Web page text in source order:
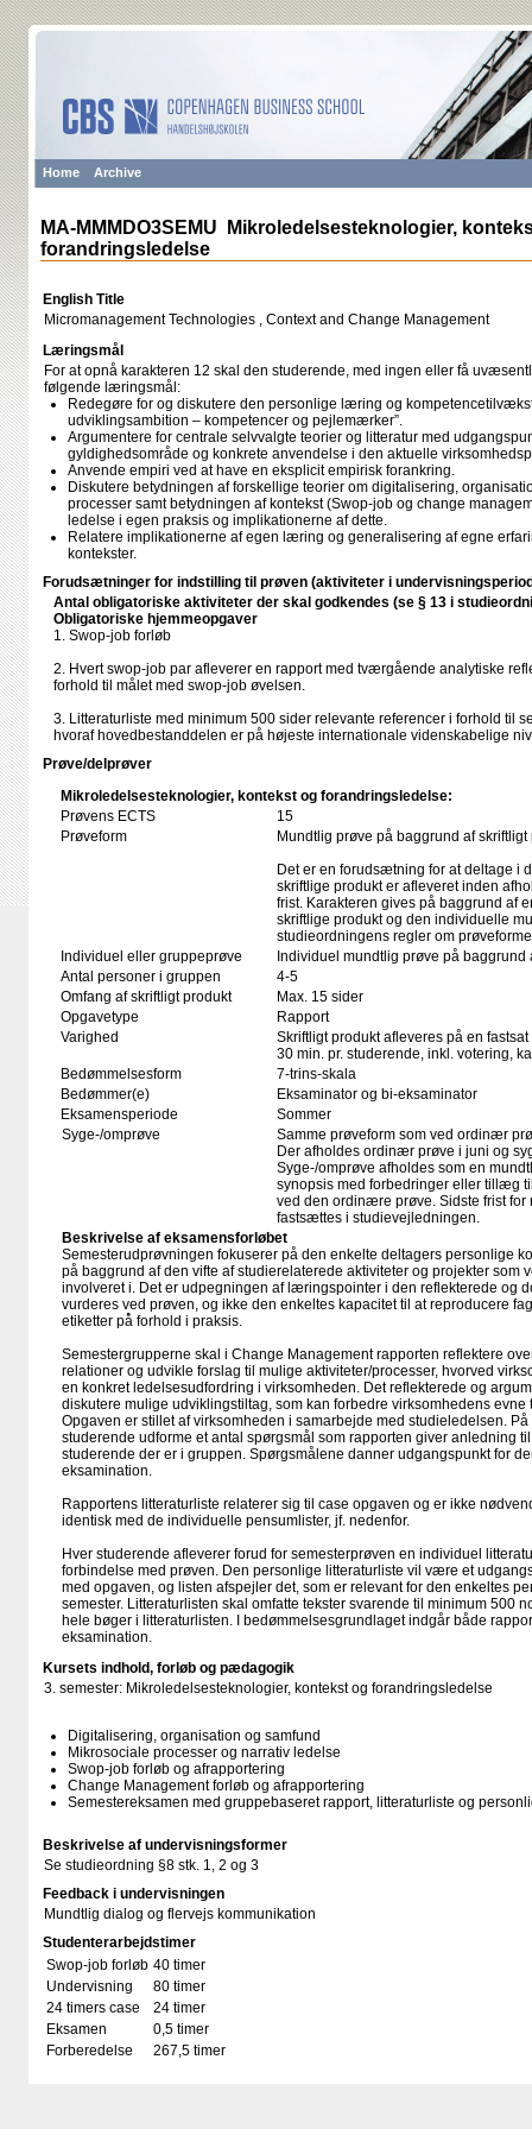
Home Archive
MA-MMMDO3SEMU Mikroledelsesteknologier,
forandringsledelse
English Title
Micromanagement Technologies , Context and Change Management
Læringsmål
For at opnå karakteren 12 skal den studerende, med ingen eller få
følgende læringsmål:
Redegøre for og diskutere den personlige læring og
udviklingsambition – kompetencer og pejlemærker”.
Argumentere for centrale selvvalgte teorier og litteratur med
gyldighedsområde og konkrete anvendelse i den aktuelle
Anvende empiri ved at have en eksplicit empirisk forankring.
Diskutere betydningen af forskellige teorier om digitalisering,
processer samt betydningen af kontekst (Swop-job og change
ledelse i egen praksis og implikationerne af dette.
Relatere implikationerne af egen læring og generalisering af egne
kontekster.
Forudsætninger for indstilling til prøven (aktiviteter i
Antal obligatoriske aktiviteter der skal godkendes (se § 13 i
Obligatoriske hjemmeopgaver
1. Swop-job forløb
2. Hvert swop-job par afleverer en rapport med tværgående analytiske
forhold til målet med swop-job øvelsen.
3. Litteraturliste med minimum 500 sider relevante referencer i forhold til
hvoraf hovedbestanddelen er på højeste internationale videnskabelige
Prøve/delprøver
Mikroledelsesteknologier, kontekst og forandringsledelse:
Prøvens ECTS
15
Prøveform
Mundtlig prøve på baggrund af skriftligt
Det er en forudsætning for at deltage i
skriftlige produkt er afleveret inden
frist. Karakteren gives på baggrund af
skriftlige produkt og den individuelle
studieordningens regler om
Individuel eller gruppeprøve
Individuel mundtlig prøve på baggrund
Antal personer i gruppen
4-5
Omfang af skriftligt produkt
Max. 15 sider
Opgavetype
Rapport
Varighed
Skriftligt produkt afleveres på en
30 min. pr. studerende, inkl. votering,
Bedømmelsesform
7-trins-skala
Bedømmer(e)
Eksaminator og bi-eksaminator
Eksamensperiode
Sommer
Syge-/omprøve
Samme prøveform som ved ordinær
Der afholdes ordinær prøve i juni og
Syge-/omprøve afholdes som en
synopsis med forbedringer eller tillæg
ved den ordinære prøve. Sidste frist
fastsættes i studievejledningen.
Beskrivelse af eksamensforløbet
Semesterudprøvningen fokuserer på den enkelte deltagers personlige
på baggrund af den vifte af studierelaterede aktiviteter og projekter som
involveret i. Det er udpegningen af læringspointer i den reflekterede og
vurderes ved prøven, og ikke den enkeltes kapacitet til at reproducere
etiketter på̊ forhold i praksis.
Semestergrupperne skal i Change Management rapporten reflektere
relationer og udvikle forslag til mulige aktiviteter/processer, hvorved
en konkret ledelsesudfordring i virksomheden. Det reflekterede og
diskutere mulige udviklingstiltag, som kan forbedre virksomhedens evne
Opgaven er stillet af virksomheden i samarbejde med studieledelsen.
studerende udforme et antal spørgsmål som rapporten giver anledning
studerende der er i gruppen. Spørgsmålene danner udgangspunkt for
eksamination.
Rapportens litteraturliste relaterer sig til case opgaven og er ikke
identisk med de individuelle pensumlister, jf. nedenfor.
Hver studerende afleverer forud for semesterprøven en individuel
forbindelse med prøven. Den personlige litteraturliste vil være et
med opgaven, og listen afspejler det, som er relevant for den enkeltes
semester. Litteraturlisten skal omfatte tekster svarende til minimum 500
hele bøger i litteraturlisten. I bedømmelsesgrundlaget indgår både
eksamination.
Kursets indhold, forløb og pædagogik
3. semester: Mikroledelsesteknologier, kontekst og forandringsledelse
Digitalisering, organisation og samfund
Mikrosociale processer og narrativ ledelse
Swop-job forløb og afrapportering
Change Management forløb og afrapportering
Semestereksamen med gruppebaseret rapport, litteraturliste og
Beskrivelse af undervisningsformer
Se studieordning §8 stk. 1, 2 og 3
Feedback i undervisningen
Mundtlig dialog og flervejs kommunikation
Studenterarbejdstimer
Swop-job forløb 40 timer
Undervisning
80 timer
24 timers case
24 timer
Eksamen
0,5 timer
Forberedelse
267,5 timer